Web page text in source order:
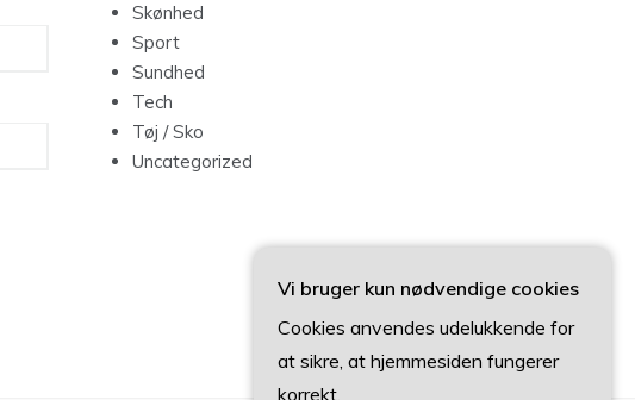
Skønhed
Sport
Sundhed
Tech
Tøj / Sko
Uncategorized
Vi bruger kun nødvendige cookies
Cookies anvendes udelukkende for
at sikre, at hjemmesiden fungerer
korrekt.